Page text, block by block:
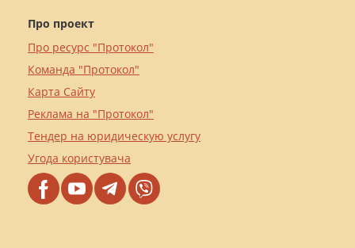
Про проект
Про ресурс "Протокол"
Команда "Протокол"
Карта Сайту
Реклама на "Протокол"
Тендер на юридическую услугу
Угода користувача